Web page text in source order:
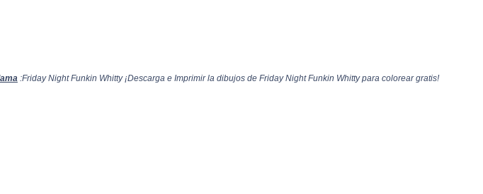
:Friday Night Funkin Whitty ¡Descarga e Imprimir la dibujos de Friday Night Funkin Whitty para colorear gratis!